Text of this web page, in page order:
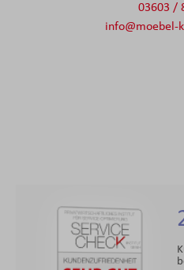
03603 /
info@moebel-